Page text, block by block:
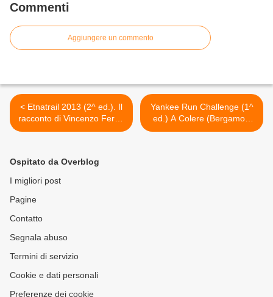
Commenti
Aggiungere un commento
< Etnatrail 2013 (2^ ed.). Il
racconto di Vincenzo Ferro:
"Etnatrail, un favola siciliana
Yankee Run Challenge (1^
ed.) A Colere (Bergamo),
una gara di corsa ad
Ospitato da Overblog
I migliori post
Pagine
Contatto
Segnala abuso
Termini di servizio
Cookie e dati personali
Preferenze dei cookie